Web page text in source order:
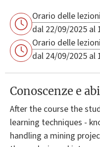
Orario delle
dal 22/09/2025 al
Orario delle
dal 24/09/2025 al
Conoscenze e
After the course the
learning techniques -
handling a mining